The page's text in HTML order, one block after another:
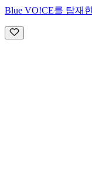
Blue VO!CE를 탑재